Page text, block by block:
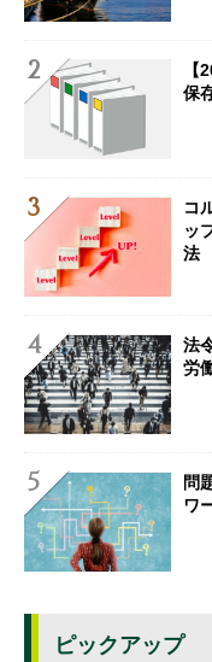
保
コ
ッ
法
法
労
問
ワ
ピックアップ